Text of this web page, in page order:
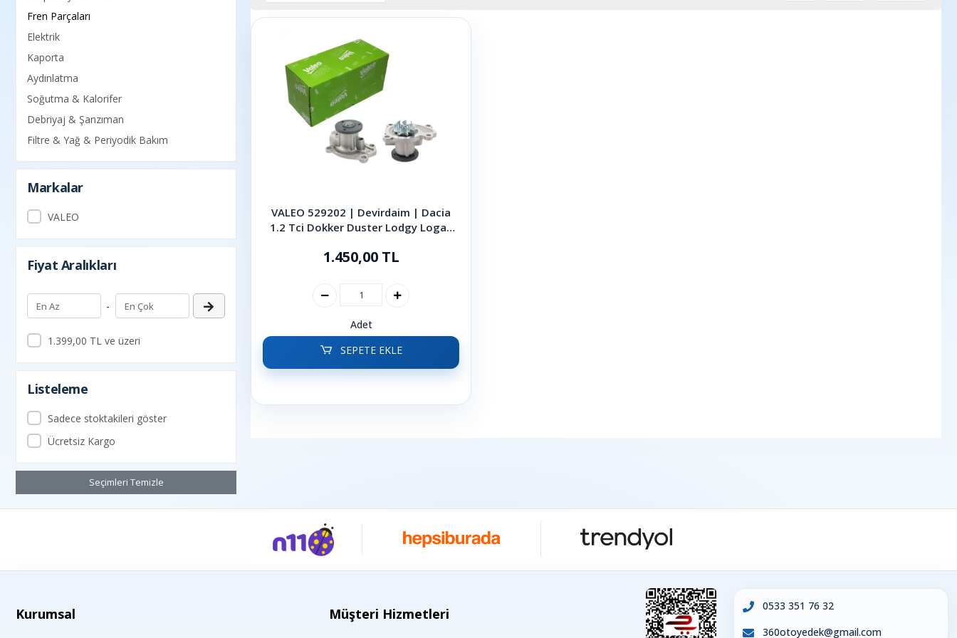
Fren Parçaları
Elektrik
Kaporta
Aydınlatma
Soğutma & Kalorifer
Debriyaj & Şanzıman
Filtre & Yağ & Periyodik Bakım
Markalar
VALEO
Fiyat Aralıkları
-
1.399,00 TL ve üzeri
Listeleme
Sadece stoktakileri göster
Ücretsiz Kargo
Seçimleri Temizle
VALEO 529202 | Devirdaim | Dacia
1.2 Tci Dokker Duster Lodgy Logan
1.450,00 TL
Adet
SEPETE EKLE
Kurumsal Müşteri Hizmetleri
0533 351 76 32
360otoyedek@gmail.com